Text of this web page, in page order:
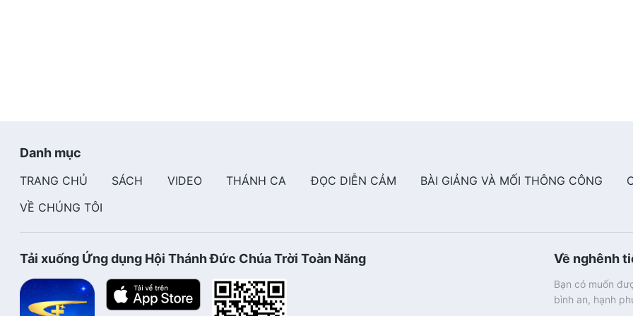
Danh mục
TRANG CHỦ SÁCH VIDEO THÁNH CA ĐỌC DIỄN CẢM BÀI GIẢNG VÀ MỐI THÔNG CÔNG
VỀ CHÚNG TÔI
Tải xuống Ứng dụng Hội Thánh Đức Chúa Trời Toàn Năng Về nghênh
Bạn có muốn
bình an, hạnh